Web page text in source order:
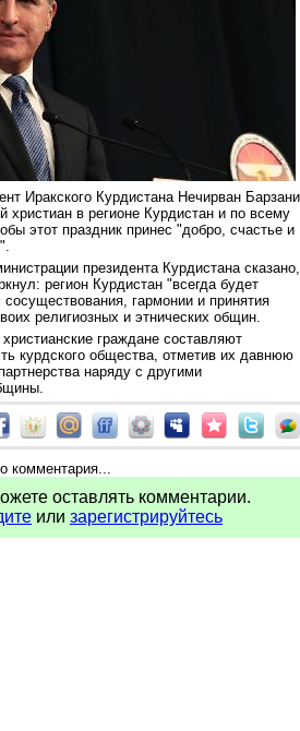
Иракского Курдистана Нечирван Барзани
христиан в регионе Курдистан и по всему
этот праздник принес "добро, счастье и
президента Курдистана сказано,
регион Курдистан "всегда будет
гармонии и принятия
религиозных и этнических общин.
граждане составляют
курдского общества, отметив их давнюю
наряду с другими
комментария...
оставлять комментарии.
или зарегистрируйтесь